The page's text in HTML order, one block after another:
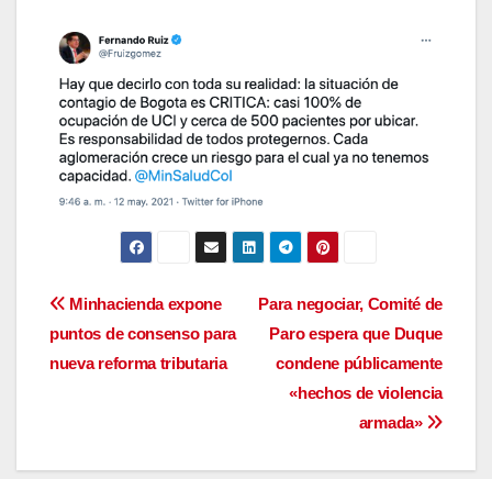
Navegación
de
Para negociar, Comité de
Paro espera que Duque
condene públicamente
«hechos de violencia
armada»
Minhacienda expone
puntos de consenso para
nueva reforma tributaria